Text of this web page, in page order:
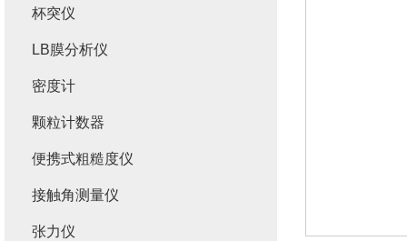
杯突仪
LB膜分析仪
密度计
颗粒计数器
便携式粗糙度仪
接触角测量仪
张力仪